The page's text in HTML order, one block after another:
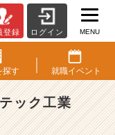
登録 ログイン MENU
探す 就職イベント
ック工業